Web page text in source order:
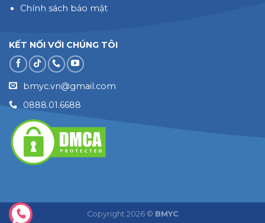
Chính sách bảo mật
KẾT NỐI VỚI CHÚNG TÔI
bmyc.vn@gmail.com
0888.01.6688
Copyright 2026 © BMYC